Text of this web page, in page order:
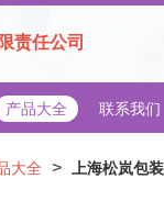
责任公司
产品大全 联系我们
大全 >
上海松岚包